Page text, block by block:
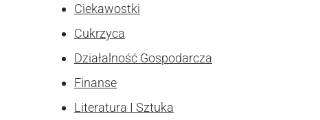
Ciekawostki
Cukrzyca
Działalność Gospodarcza
Finanse
Literatura I Sztuka